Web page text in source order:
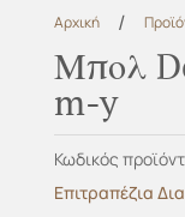
Αρχική /
Μπολ
m-y
Κωδικός
Επιτραπέζια